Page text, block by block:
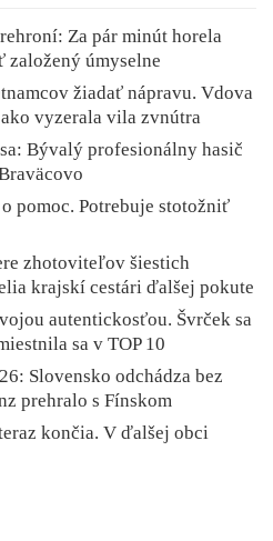
Za pár minút horela
založený úmyselne
žiadať nápravu. Vdova
vyzerala vila zvnútra
Bývalý profesionálny hasič
pomoc. Potrebuje stotožniť
zhotoviteľov šiestich
krajskí cestári ďalšej pokute
autentickosťou. Švrček sa
sa v TOP 10
Slovensko odchádza bez
prehralo s Fínskom
končia. V ďalšej obci